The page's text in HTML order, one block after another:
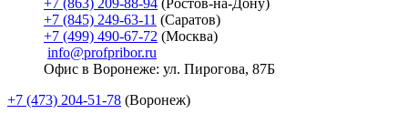
+7 (863) 209-88-94 (Ростов-на-Дону)
+7 (845) 249-63-11 (Саратов)
+7 (499) 490-67-72 (Москва)
info@profpribor.ru
Офис в Воронеже: ул. Пирогова, 87Б
+7 (473) 204-51-78 (Воронеж)